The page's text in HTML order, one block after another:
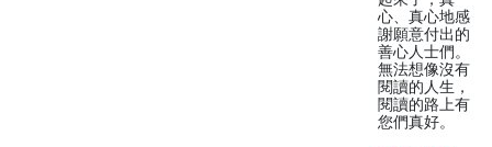
心、真心地感
謝願意付出的
善心人士們。
無法想像沒有
閱讀的人生，
閱讀的路上有
您們真好。